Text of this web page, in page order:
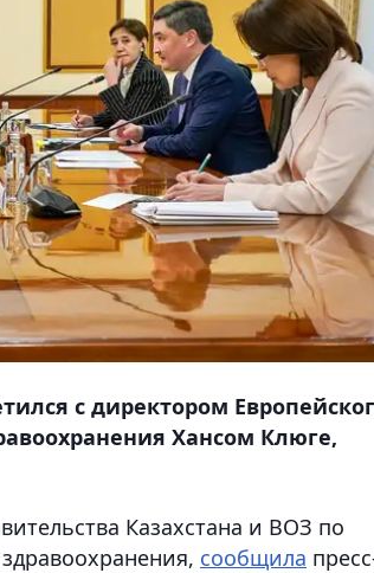
с директором
Хансом Клюге,
Казахстана и ВОЗ по
сообщила